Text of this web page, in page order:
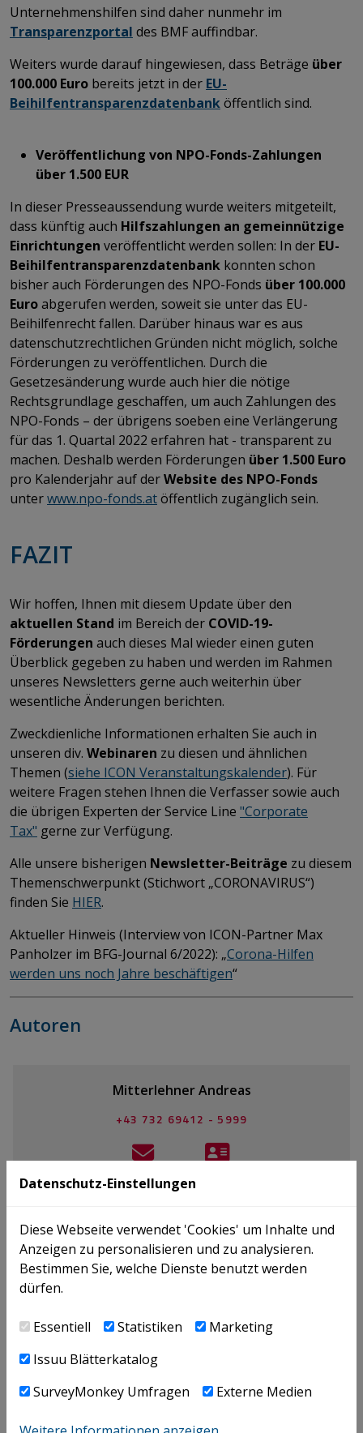
Unternehmenshilfen sind daher nunmehr im
Transparenzportal des BMFauffindbar.
Weiters wurde darauf hingewiesen, dass Beträge über
100.000 Euro bereits jetzt in der EU-
Beihilfentransparenzdatenbanköffentlich sind.
Veröffentlichung von NPO-Fonds-Zahlungen
über 1.500 EUR
In dieser Presseaussendung wurde weiters mitgeteilt,
dass künftig auch Hilfszahlungen an gemeinnützige
Einrichtungen veröffentlicht werden sollen: In der EU-
Beihilfentransparenzdatenbank konnten schon
bisher auch Förderungen des NPO-Fonds über 100.000
Euroabgerufen werden, soweit sie unter das EU-
Beihilfenrecht fallen. Darüber hinaus war es aus
datenschutzrechtlichen Gründen nicht möglich, solche
Förderungen zu veröffentlichen. Durch die
Gesetzesänderung wurde auch hier die nötige
Rechtsgrundlage geschaffen, um auch Zahlungen des
NPO-Fonds – der übrigens soeben eine Verlängerung
für das 1. Quartal 2022 erfahren hat - transparent zu
machen. Deshalb werden Förderungen über 1.500 Euro
pro Kalenderjahr auf derWebsite des NPO-Fonds
unterwww.npo-fonds.atöffentlich zugänglich sein.
FAZIT
​​​​​​​Wir hoffen, Ihnen mit diesem Update über den
aktuellen Stand im Bereich der COVID-19-
Förderungen auch dieses Mal wieder einen guten
Überblick gegeben zu haben und werden im Rahmen
unseres Newsletters gerne auch weiterhin über
wesentliche Änderungen berichten.
Zweckdienliche Informationen erhalten Sie auch in
unseren div. Webinaren zu diesen und ähnlichen
Themen (siehe ICON Veranstaltungskalender). Für
weitere Fragen stehen Ihnen die Verfasser sowie auch
die übrigen Experten der Service Line "Corporate
Tax" gerne zur Verfügung.
Alle unsere bisherigen Newsletter-Beiträge zu diesem
Themenschwerpunkt (Stichwort „CORONAVIRUS“)
finden Sie HIER​​​​​​​.
Aktueller Hinweis (Interview von ICON-Partner Max
Panholzer im BFG-Journal 6/2022): „Corona-Hilfen
werden uns noch Jahre beschäftigen“
Autoren
Mitterlehner Andreas
+43 732 69412 - 5999
E-MAIL
Panholzer Maximilian
Ansprechpartner
Datenschutz-Einstellungen
Diese Webseite verwendet 'Cookies' um Inhalte und
Anzeigen zu personalisieren und zu analysieren.
Bestimmen Sie, welche Dienste benutzt werden
dürfen.
Essentiell Statistiken
Marketing
Issuu Blätterkatalog
SurveyMonkey Umfragen
Externe Medien